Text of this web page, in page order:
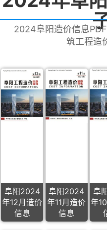
2024阜阳造价信息
筑工程造
阜阳2024
年12月造价
信息
阜阳2024
年11月造价
信息
阜
年